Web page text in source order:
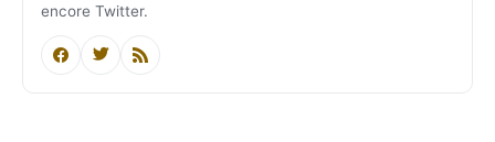
encore Twitter.